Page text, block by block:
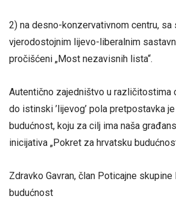
2) na desno-konzervativnom centru, sa
vjerodostojnim lijevo-liberalnim
pročišćeni „Most nezavisnih lista“.
Autentično zajedništvo u različitostima
do istinski ’lijevog’ pola pretpostavka
budućnost, koju za cilj ima naša
inicijativa „Pokret za hrvatsku
Zdravko Gavran, član Poticajne
budućnost